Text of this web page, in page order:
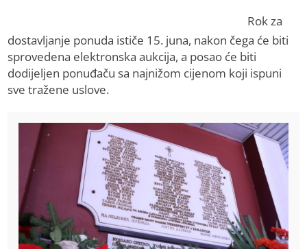
Rok za
dostavljanje ponuda ističe 15. juna, nakon čega će biti
sprovedena elektronska aukcija, a posao će biti
dodijeljen ponuđaču sa najnižom cijenom koji ispuni
sve tražene uslove.